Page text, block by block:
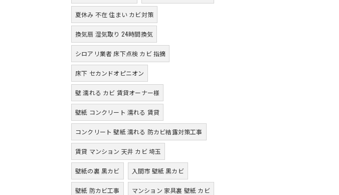
夏休み 不在 住まい カビ対策
換気扇 湿気取り 24時間換気
シロアリ業者 床下点検 カビ 指摘
床下 セカンドオピニオン
壁 濡れる カビ 賃貸オーナー様
壁紙 コンクリート 濡れる 賃貸
コンクリート 壁紙 濡れる 防カビ結露対策工事
賃貸 マンション 天井 カビ 埼玉
壁紙の裏 黒カビ 入間市 壁紙 黒カビ
壁紙 防カビ工事 マンション 家具裏 壁紙 カビ